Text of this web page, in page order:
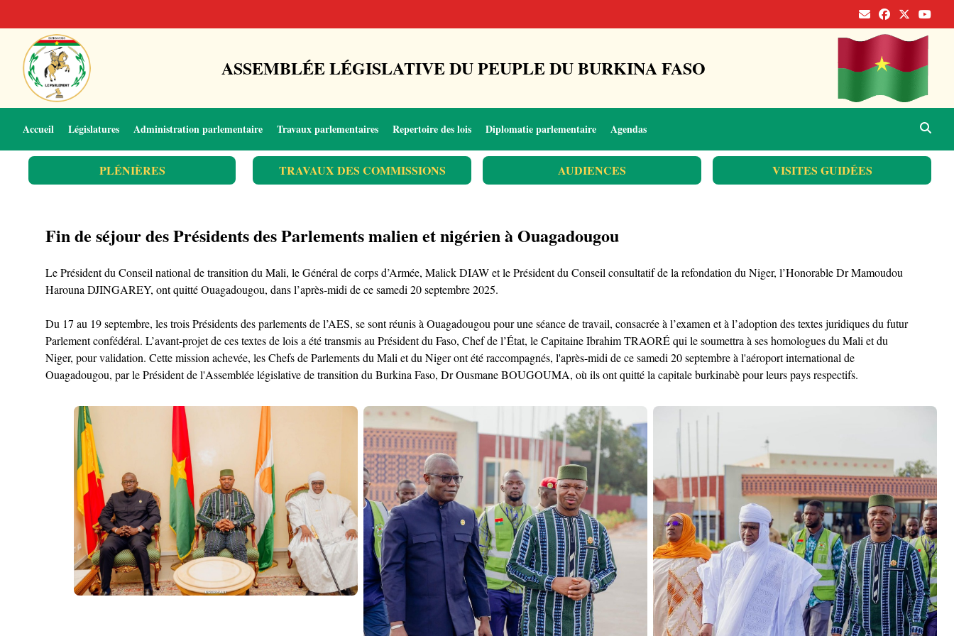
ASSEMBLÉE LÉGISLATIVE DU PEUPLE DU BURKINA FASO
Accueil Législatures Administration parlementaire Travaux parlementaires Repertoire des lois Diplomatie parlementaire Agendas
PLÉNIÈRES TRAVAUX DES COMMISSIONS AUDIENCES VISITES GUIDÉES
Fin de séjour des Présidents des Parlements malien et nigérien à Ouagadougou
Le Président du Conseil national de transition du Mali, le Général de corps d’Armée, Malick DIAW et le Président du Conseil consultatif de la refondation du Niger, l’Honorable Dr Mamoudou
Harouna DJINGAREY, ont quitté Ouagadougou, dans l’après-midi de ce samedi 20 septembre 2025.
Du 17 au 19 septembre, les trois Présidents des parlements de l’AES, se sont réunis à Ouagadougou pour une séance de travail, consacrée à l’examen et à l’adoption des textes juridiques du futur
Parlement confédéral. L’avant-projet de ces textes de lois a été transmis au Président du Faso, Chef de l’État, le Capitaine Ibrahim TRAORÉ qui le soumettra à ses homologues du Mali et du
Niger, pour validation. Cette mission achevée, les Chefs de Parlements du Mali et du Niger ont été raccompagnés, l'après-midi de ce samedi 20 septembre à l'aéroport international de
Ouagadougou, par le Président de l'Assemblée législative de transition du Burkina Faso, Dr Ousmane BOUGOUMA, où ils ont quitté la capitale burkinabè pour leurs pays respectifs.